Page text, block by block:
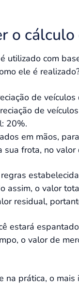
o
utilizado com
ele é
de
de
20%.
em mãos,
sua frota, no
assim, o valor
residual,
estará
o valor de
na prática, o